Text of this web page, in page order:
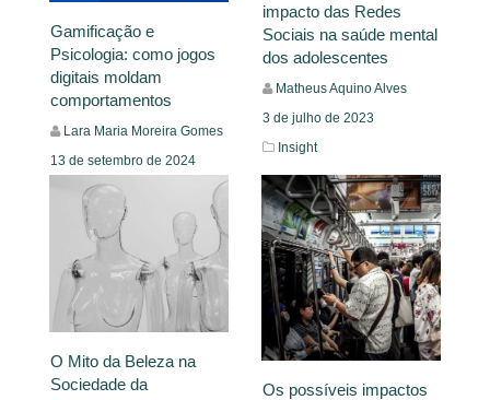
Gamificação e
Psicologia: como jogos
digitais moldam
comportamentos
Lara Maria Moreira Gomes
13 de setembro de 2024
Insight
Leia Mais
impacto das Redes
Sociais na saúde mental
dos adolescentes
Matheus Aquino Alves
3 de julho de 2023
Insight
Leia Mais
O Mito da Beleza na
Sociedade da
Os possíveis impactos